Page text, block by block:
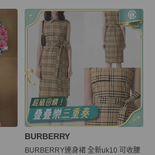
BURBERRY
BURBERRY連身裙 全新uk10 可收腰